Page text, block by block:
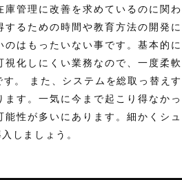
管理に改善を求めているのに関わ
するための時間や教育方法の開発に
はもったいない事です。基本的に
視化しにくい業務なので、一度柔軟
。 また、システムを総取っ替えす
す。一気に今まで起こり得なかっ
性が多いにあります。細かくシュ
しましょう。